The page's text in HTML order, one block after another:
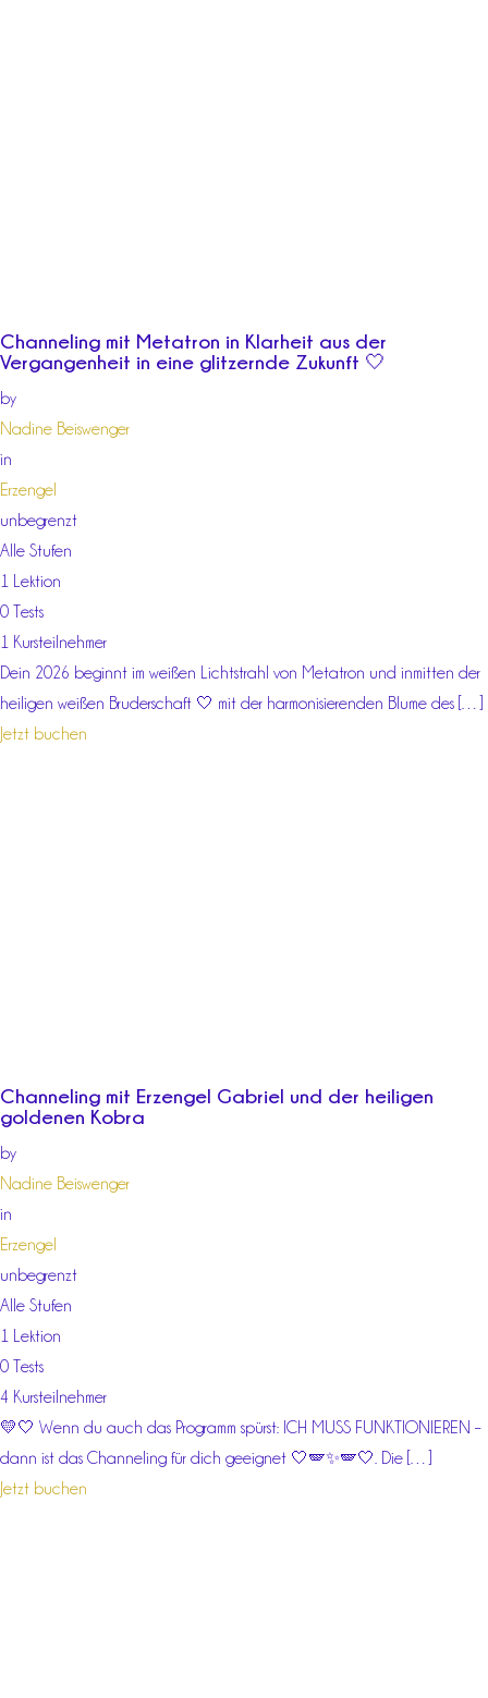
Channeling mit Metatron in Klarheit aus der
Vergangenheit in eine glitzernde Zukunft 🤍
by
Nadine Beiswenger
in
Erzengel
unbegrenzt
Alle Stufen
1 Lektion
0 Tests
1 Kursteilnehmer
Dein 2026 beginnt im weißen Lichtstrahl von Metatron und inmitten der
heiligen weißen Bruderschaft 🤍 mit der harmonisierenden Blume des […]
Jetzt buchen
Channeling mit Erzengel Gabriel und der heiligen
goldenen Kobra
by
Nadine Beiswenger
in
Erzengel
unbegrenzt
Alle Stufen
1 Lektion
0 Tests
4 Kursteilnehmer
💛🤍 Wenn du auch das Programm spürst: ICH MUSS FUNKTIONIEREN –
dann ist das Channeling für dich geeignet 🤍🪽✨🪽🤍. Die […]
Jetzt buchen